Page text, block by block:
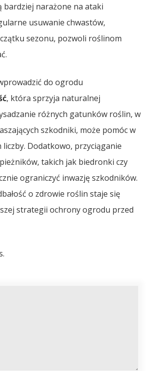
bardziej narażone na ataki
usuwanie chwastów,
sezonu, pozwoli roślinom
do ogrodu
, która sprzyja naturalnej
różnych gatunków roślin, w
szkodniki, może pomóc w
liczby. Dodatkowo, przyciąganie
takich jak biedronki czy
ograniczyć inwazję szkodników.
o zdrowie roślin staje się
strategii ochrony ogrodu przed